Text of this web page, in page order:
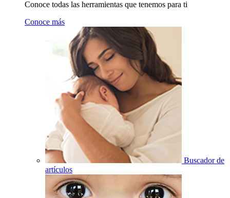
Conoce todas las herramientas que tenemos para ti
Conoce más
Buscador de
artículos